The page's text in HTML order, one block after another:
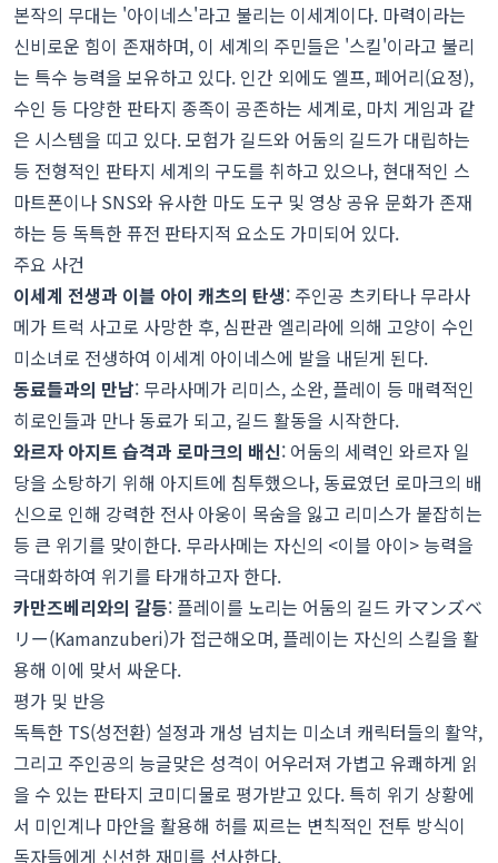
본작의 무대는 '아이네스'라고 불리는 이세계이다. 마력이라는
신비로운 힘이 존재하며, 이 세계의 주민들은 '스킬'이라고 불리
는 특수 능력을 보유하고 있다. 인간 외에도 엘프, 페어리(요정),
수인 등 다양한 판타지 종족이 공존하는 세계로, 마치 게임과 같
은 시스템을 띠고 있다. 모험가 길드와 어둠의 길드가 대립하는
등 전형적인 판타지 세계의 구도를 취하고 있으나, 현대적인 스
마트폰이나 SNS와 유사한 마도 도구 및 영상 공유 문화가 존재
하는 등 독특한 퓨전 판타지적 요소도 가미되어 있다.
주요 사건
이세계 전생과 이블 아이 캐츠의 탄생: 주인공 츠키타나 무라사
메가 트럭 사고로 사망한 후, 심판관 엘리라에 의해 고양이 수인
미소녀로 전생하여 이세계 아이네스에 발을 내딛게 된다.
동료들과의 만남: 무라사메가 리미스, 소완, 플레이 등 매력적인
히로인들과 만나 동료가 되고, 길드 활동을 시작한다.
와르자 아지트 습격과 로마크의 배신: 어둠의 세력인 와르자 일
당을 소탕하기 위해 아지트에 침투했으나, 동료였던 로마크의 배
신으로 인해 강력한 전사 아웅이 목숨을 잃고 리미스가 붙잡히는
등 큰 위기를 맞이한다. 무라사메는 자신의 <이블 아이> 능력을
극대화하여 위기를 타개하고자 한다.
카만즈베리와의 갈등: 플레이를 노리는 어둠의 길드 카マンズベ
リー(Kamanzuberi)가 접근해오며, 플레이는 자신의 스킬을 활
용해 이에 맞서 싸운다.
평가 및 반응
독특한 TS(성전환) 설정과 개성 넘치는 미소녀 캐릭터들의 활약,
그리고 주인공의 능글맞은 성격이 어우러져 가볍고 유쾌하게 읽
을 수 있는 판타지 코미디물로 평가받고 있다. 특히 위기 상황에
서 미인계나 마안을 활용해 허를 찌르는 변칙적인 전투 방식이
독자들에게 신선한 재미를 선사한다.